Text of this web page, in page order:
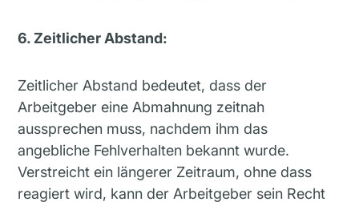
6. Zeitlicher Abstand:
Zeitlicher Abstand bedeutet, dass der
Arbeitgeber eine Abmahnung zeitnah
aussprechen muss, nachdem ihm das
angebliche Fehlverhalten bekannt wurde.
Verstreicht ein längerer Zeitraum, ohne dass
reagiert wird, kann der Arbeitgeber sein Recht